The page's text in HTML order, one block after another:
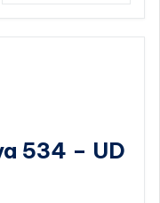
534 – UD